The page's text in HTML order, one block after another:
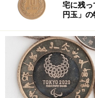
宅に残
円玉」